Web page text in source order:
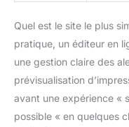
Quel est le site le plus
pratique, un éditeur en
une gestion claire des
prévisualisation
avant une expérience «
possible « en quelques